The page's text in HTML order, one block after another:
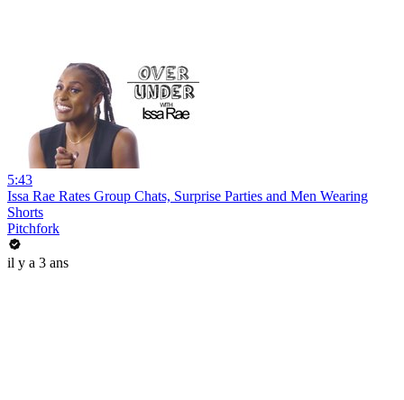
5:43
Issa Rae Rates Group Chats, Surprise Parties and Men Wearing
Shorts
Pitchfork
il y a 3 ans